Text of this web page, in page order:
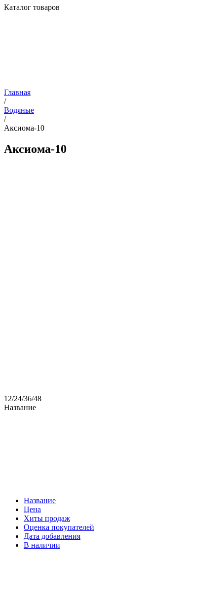
Каталог товаров
Главная
/
Водяные
/
Аксиома-10
Аксиома-10
12/24/36/48
Название
Название
Цена
Хиты продаж
Оценка покупателей
Дата добавления
В наличии